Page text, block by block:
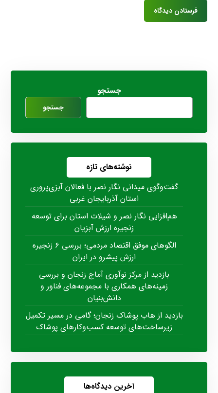
جستجو
جستجو
نوشته‌های تازه
گفت‌وگوی میدانی نگار نصر با فعالان آبزی‌پروری
استان آذربایجان غربی
هم‌افزایی نگار نصر و شیلات استان برای توسعه
زنجیره ارزش آبزیان
الگوهای موفق اقتصاد مردمی؛ بررسی ۶ زنجیره
ارزش پیشرو در ایران
بازدید از مرکز نوآوری آماج زنجان و بررسی
زمینه‌های همکاری با مجموعه‌های فناور و
دانش‌بنیان
بازدید از هاب پوشاک زنجان؛ گامی در مسیر تکمیل
زیرساخت‌های توسعه کسب‌وکارهای پوشاک
آخرین دیدگاه‌ها